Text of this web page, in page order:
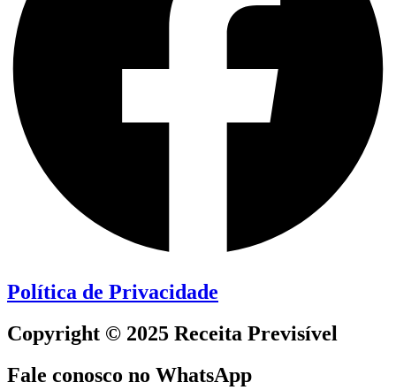
Política de Privacidade
Copyright © 2025 Receita Previsível
Fale conosco no WhatsApp